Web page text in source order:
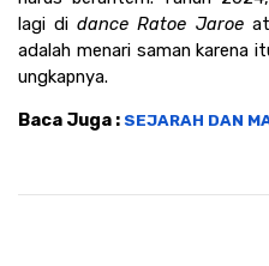
lagi di dance Ratoe Jaroe
adalah menari saman karena
ungkapnya.
Baca Juga : SEJARAH DAN